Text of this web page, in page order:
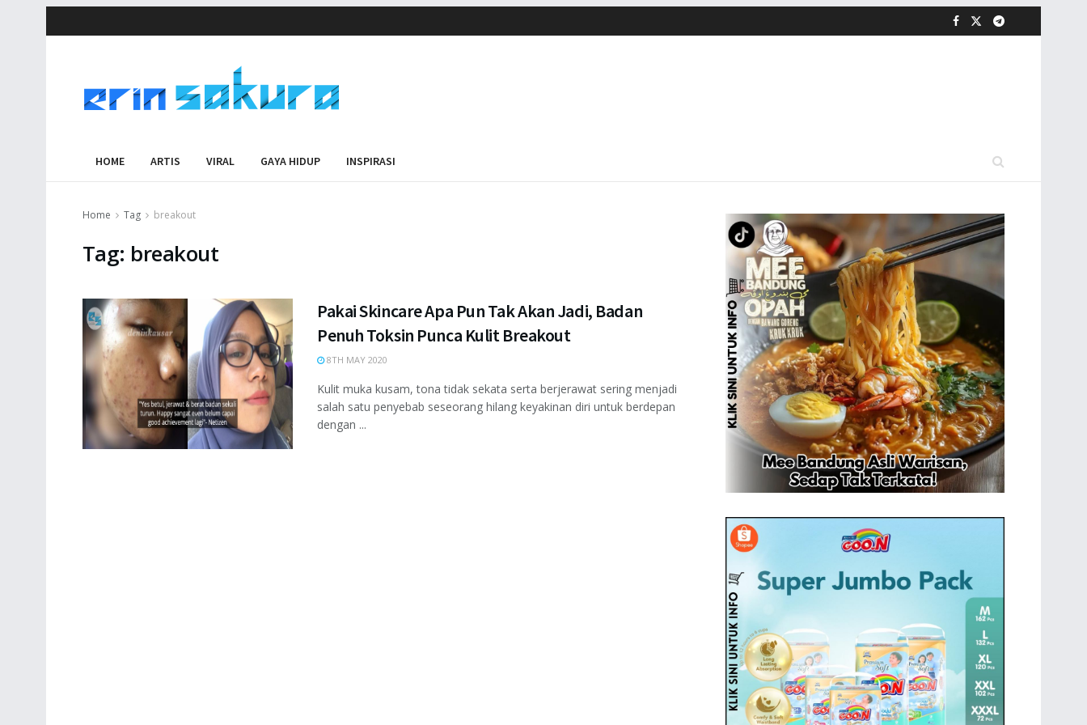
HOME ARTIS VIRAL GAYA HIDUP INSPIRASI
Home Tag breakout
Tag: breakout
Pakai Skincare Apa Pun Tak Akan Jadi, Badan
Penuh Toksin Punca Kulit Breakout
8TH MAY 2020
Kulit muka kusam, tona tidak sekata serta berjerawat sering menjadi
salah satu penyebab seseorang hilang keyakinan diri untuk berdepan
dengan ...